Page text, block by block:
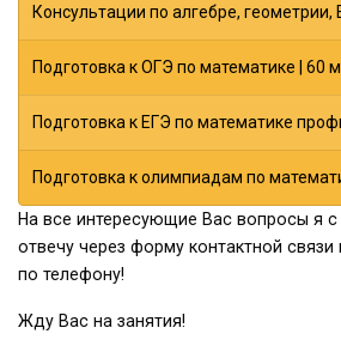
Консультации по алгебре,
Подготовка к ОГЭ по математике | 60
Подготовка к ЕГЭ по математике
Подготовка к олимпиадам по
На все интересующие Вас вопросы я
отвечу через форму контактной связи
по телефону!
Жду Вас на занятия!